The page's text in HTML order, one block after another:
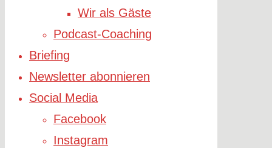
Wir als Gäste
Podcast-Coaching
Briefing
Newsletter abonnieren
Social Media
Facebook
Instagram